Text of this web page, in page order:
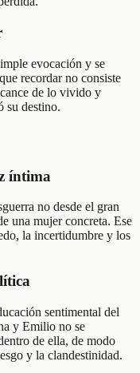
evocación y se
recordar no consiste
de lo vivido y
su destino.
íntima
no desde el gran
una mujer concreta. Ese
la incertidumbre y los
sentimental del
y Emilio no se
de ella, de modo
y la clandestinidad.